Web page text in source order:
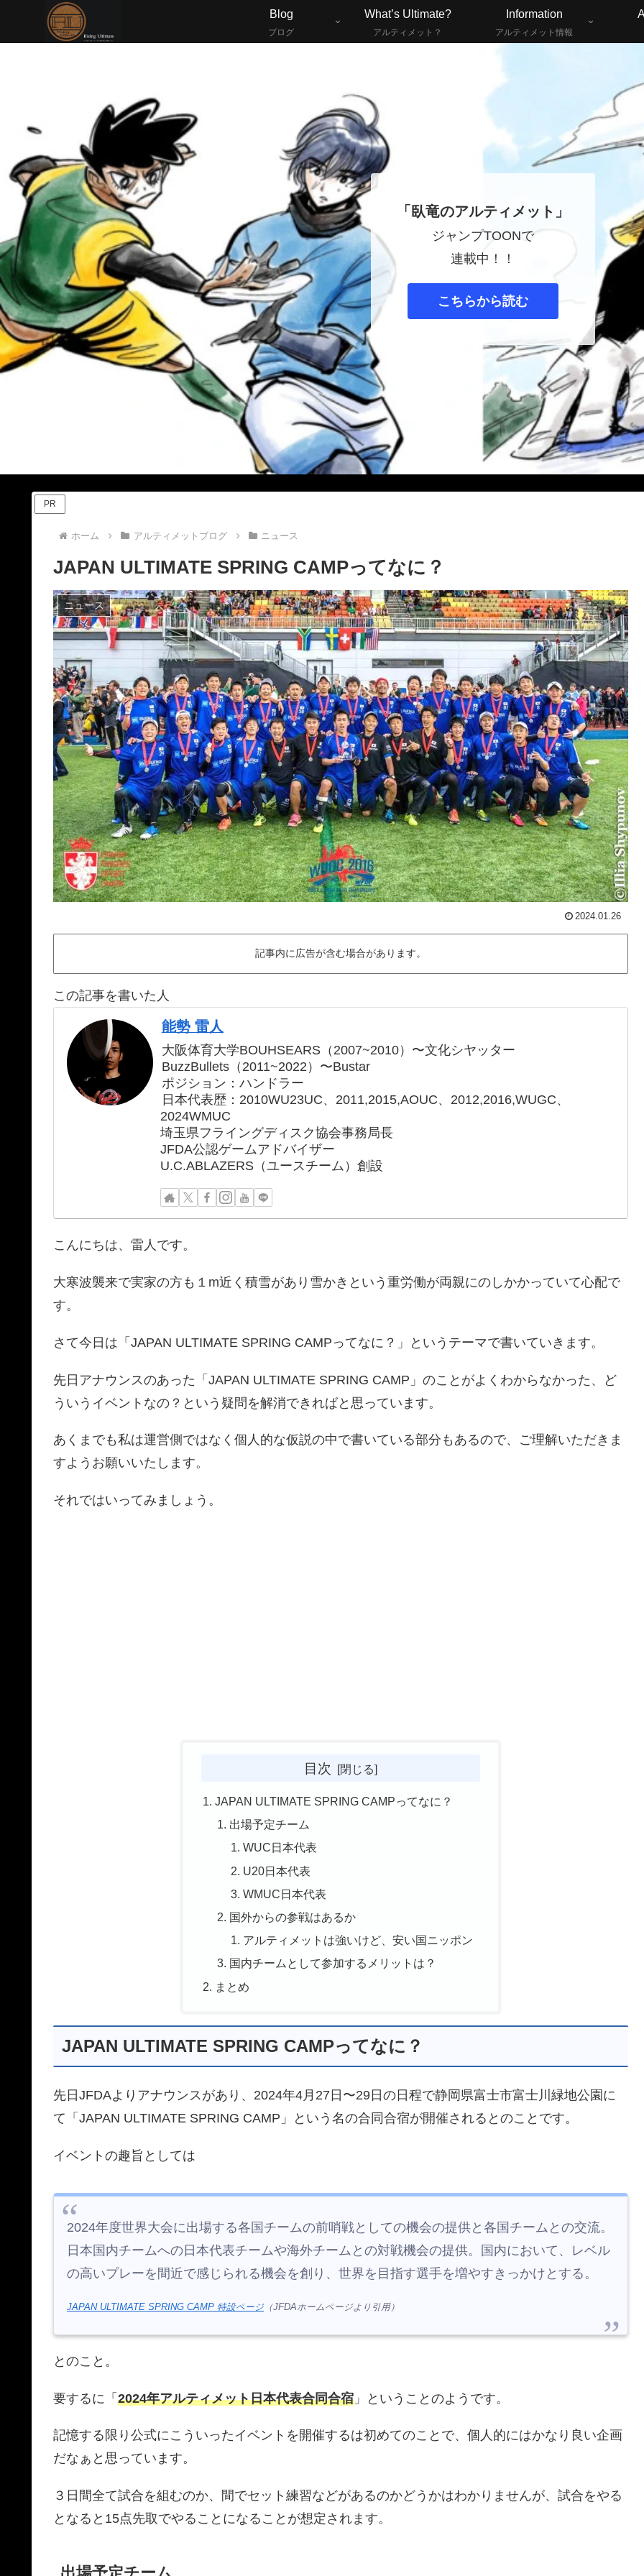
Blog
ブログ
What’s Ultimate?
アルティメット？
Information
アルティメット情報
「臥竜のアルティメット」
ジャンプTOONで
連載中！！
こちらから読む
PR
ホーム アルティメットブログ ニュース
JAPAN ULTIMATE SPRING CAMPってなに？
ニュース
2024.01.26
記事内に広告が含む場合があります。
この記事を書いた人
能勢 雷人
大阪体育大学BOUHSEARS（2007~2010）〜文化シヤッター
BuzzBullets（2011~2022）〜Bustar
ポジション：ハンドラー
日本代表歴：2010WU23UC、2011,2015,AOUC、2012,2016,WUGC、
2024WMUC
埼玉県フライングディスク協会事務局長
JFDA公認ゲームアドバイザー
U.C.ABLAZERS（ユースチーム）創設
こんにちは、雷人です。
大寒波襲来で実家の方も１m近く積雪があり雪かきという重労働が両親にのしかかっていて心配で
す。
さて今日は「JAPAN ULTIMATE SPRING CAMPってなに？」というテーマで書いていきます。
先日アナウンスのあった「JAPAN ULTIMATE SPRING CAMP」のことがよくわからなかった、ど
ういうイベントなの？という疑問を解消できればと思っています。
あくまでも私は運営側ではなく個人的な仮説の中で書いている部分もあるので、ご理解いただきま
すようお願いいたします。
それではいってみましょう。
目次
JAPAN ULTIMATE SPRING CAMPってなに？
出場予定チーム
WUC日本代表
U20日本代表
WMUC日本代表
国外からの参戦はあるか
アルティメットは強いけど、安い国ニッポン
国内チームとして参加するメリットは？
まとめ
JAPAN ULTIMATE SPRING CAMPってなに？
先日JFDAよりアナウンスがあり、2024年4月27日〜29日の日程で静岡県富士市富士川緑地公園に
て「JAPAN ULTIMATE SPRING CAMP」という名の合同合宿が開催されるとのことです。
イベントの趣旨としては
2024年度世界大会に出場する各国チームの前哨戦としての機会の提供と各国チームとの交流。
日本国内チームへの日本代表チームや海外チームとの対戦機会の提供。国内において、レベル
の高いプレーを間近で感じられる機会を創り、世界を目指す選手を増やすきっかけとする。
JAPAN ULTIMATE SPRING CAMP 特設ページ （JFDAホームページより引用）
とのこと。
要するに「 2024年アルティメット日本代表合同合宿 」ということのようです。
記憶する限り公式にこういったイベントを開催するは初めてのことで、個人的にはかなり良い企画
だなぁと思っています。
３日間全て試合を組むのか、間でセット練習などがあるのかどうかはわかりませんが、試合をやる
となると15点先取でやることになることが想定されます。